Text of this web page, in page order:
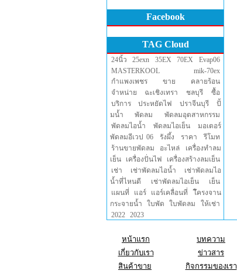
Facebook
TAG Cloud
24นิ้ว 25exn 35EX 70EX
Evap06
MASTERKOOL
mik-70ex
กำแพงเพชร
ขาย
คลายร้อน
จำหน่าย
ฉะเชิงเทรา ชลบุรี
ซื้อ
บริการ
ประหยัดไฟ ปราจีนบุรี
ปั้
มน้ำ
พัดลม
พัดลมอุตสาหกรรม
พัดลมไอน้ำ
พัดลมไอเย็น
มอเตอร์
พัดลมอีเวป 06
รังผึ้ง ราคา
รีโมท
ร้านขายพัดลม
อะไหล่
เครื่องทำลม
เย็น
เครื่องปั่นไฟ
เครื่องสร้างลมเย็น
เช่า
เช่าพัดลมไอน้ำ
เช่าพัดลมไอ
น้ำที่ไหนดี
เช่าพัดลมไอเย็น
เย็น
แผนที่
แอร์ แอร์เคลื่อนที่
โึครงจาน
กระจายน้ำ
ใบพัด ใบพัดลม
ให้เช่า
2022
2023
หน้าแรก บทความ
เกี่ยวกับเรา
ข่าวสาร
สินค้าขาย
กิจกรรมของเรา